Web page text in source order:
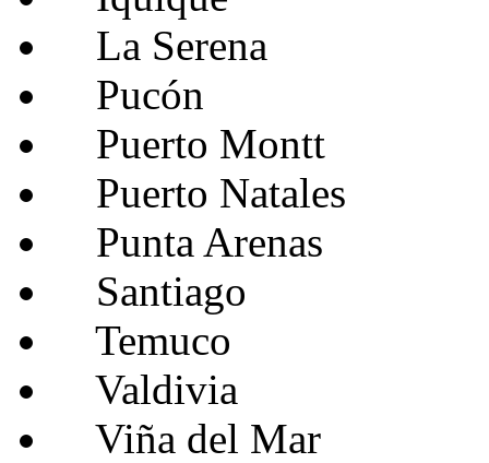
La Serena
Pucón
Puerto Montt
Puerto Natales
Punta Arenas
Santiago
Temuco
Valdivia
Viña del Mar